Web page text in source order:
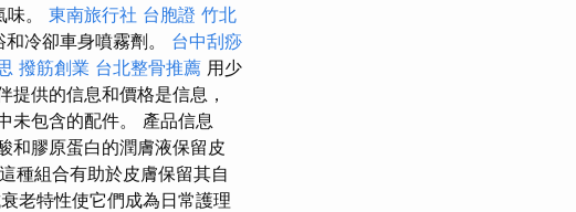
。 東南旅行社 台胞證 竹北
冷卻車身噴霧劑。 台中刮痧
撥筋創業 台北整骨推薦 用少
供的信息和價格是信息，
未包含的配件。 產品信息
和膠原蛋白的潤膚液保留皮
這種組合有助於皮膚保留其自
老特性使它們成為日常護理